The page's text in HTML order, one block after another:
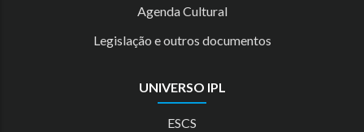
Agenda Cultural
Legislação e outros documentos
UNIVERSO IPL
ESCS